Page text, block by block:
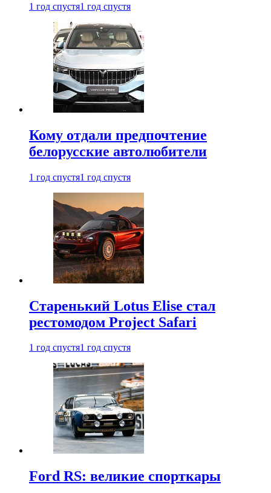
1 год спустя1 год спустя
Кому отдали предпочтение
белорусские автолюбители
1 год спустя1 год спустя
Старенький Lotus Elise стал
рестомодом Project Safari
1 год спустя1 год спустя
Ford RS: великие спорткары